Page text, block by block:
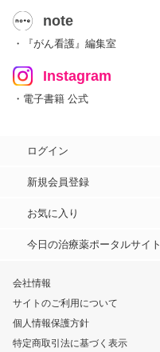
note
・『がん看護』編集室
Instagram
・電子書籍 公式
ログイン
新規会員登録
お気に入り
今日の治療薬ポータルサイト
会社情報
サイトのご利用について
個人情報保護方針
特定商取引法に基づく表示